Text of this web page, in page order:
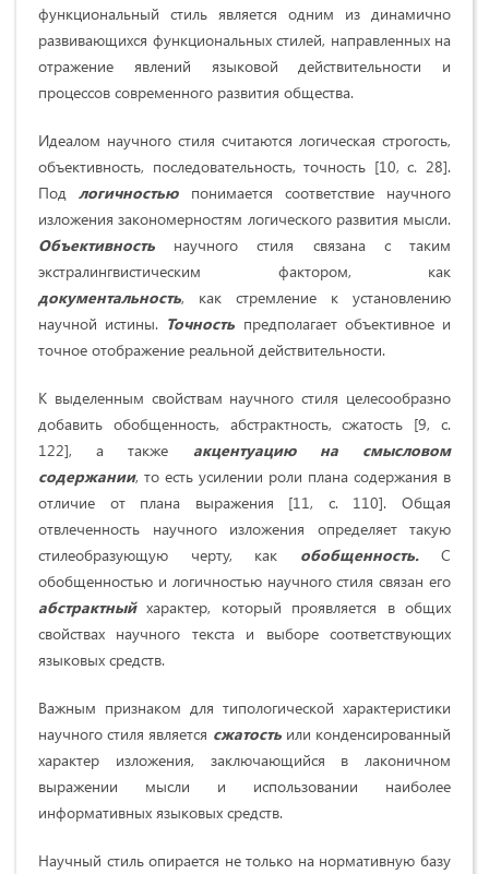
функциональный стиль является одним из динамично
развивающихся функциональных стилей, направленных на
отражение явлений языковой действительности и
процессов современного развития общества.
Идеалом научного стиля считаются логическая строгость,
объективность, последовательность, точность [10, c. 28].
Подлогичностьюпонимается соответствие научного
изложения закономерностям логического развития мысли.
Объективность научного стиля связана с таким
экстралингвистическим фактором, как
документальность, как стремление к установлению
научной истины. Точность предполагает объективное и
точное отображение реальной действительности.
К выделенным свойствам научного стиля целесообразно
добавить обобщенность, абстрактность, сжатость [9, c.
122], а также акцентуацию на смысловом
содержании, то есть усилении роли плана содержания в
отличие от плана выражения [11, c. 110]. Общая
отвлеченность научного изложения определяет такую
стилеобразующую черту, как обобщенность.С
обобщенностью и логичностью научного стиля связан его
абстрактныйхарактер, который проявляется в общих
свойствах научного текста и выборе соответствующих
языковых средств.
Важным признаком для типологической характеристики
научного стиля является сжатостьили конденсированный
характер изложения, заключающийся в лаконичном
выражении мысли и использовании наиболее
информативных языковых средств.
Научный стиль опирается не только на нормативную базу